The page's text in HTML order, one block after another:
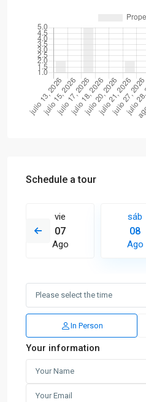
Schedule a tour
vie
07
Ago
sáb
08
Ago
In Person
Your information